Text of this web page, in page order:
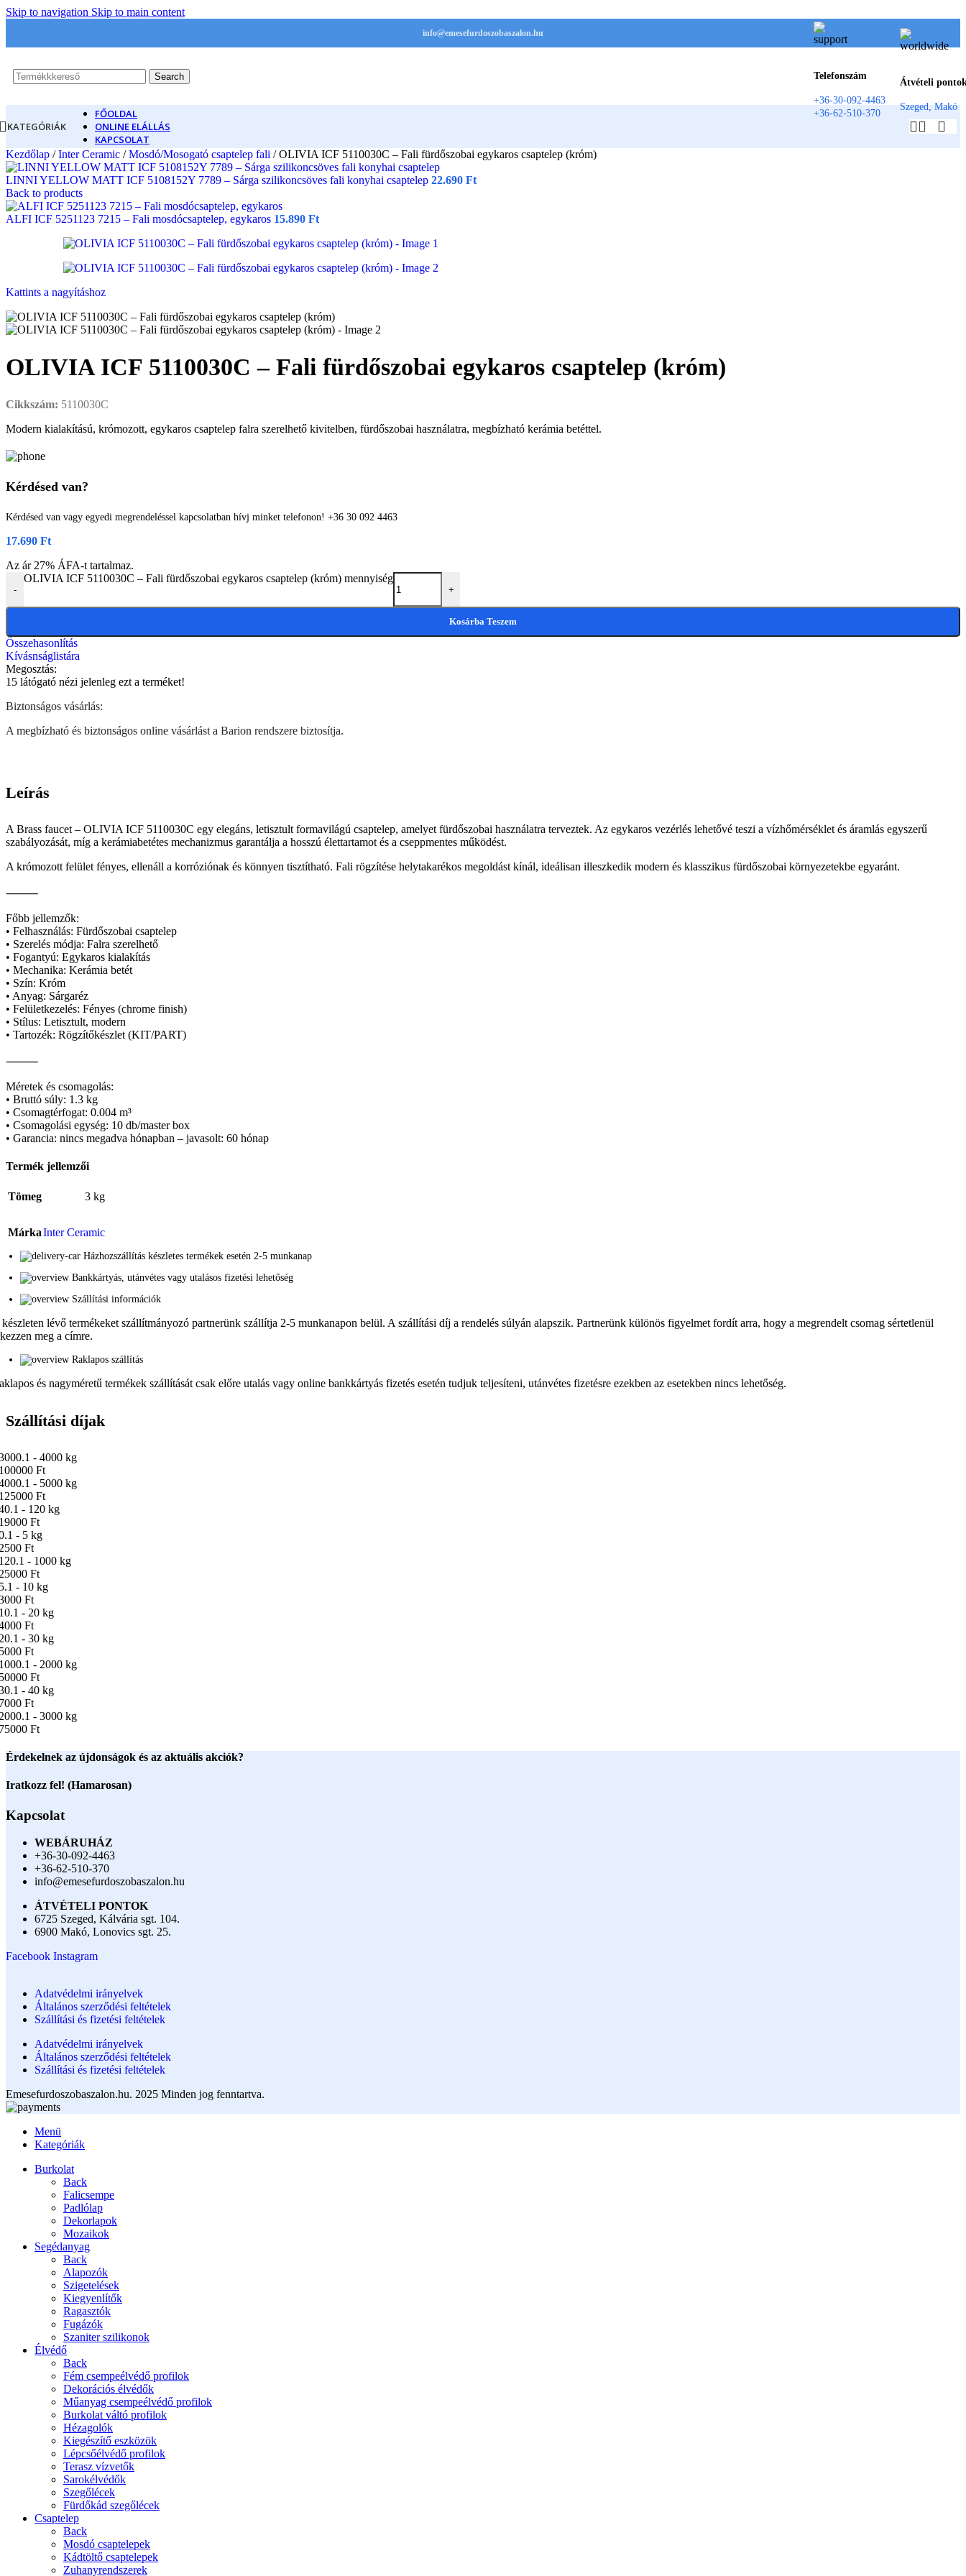
Skip to navigation Skip to main content
info@emesefurdoszobaszalon.hu
Search Telefonszám
+36-30-092-4463
+36-62-510-370
Átvételi
Szeged, Makó
KATEGÓRIÁK
FŐOLDAL
ONLINE ELÁLLÁS
KAPCSOLAT
Kezdőlap / Inter Ceramic / Mosdó/Mosogató csaptelep fali / OLIVIA ICF 5110030C – Fali fürdőszobai egykaros csaptelep (króm)
LINNI YELLOW MATT ICF 5108152Y 7789 – Sárga szilikoncsöves fali konyhai csaptelep 22.690 Ft
Back to products
ALFI ICF 5251123 7215 – Fali mosdócsaptelep, egykaros 15.890 Ft
Kattints a nagyításhoz
OLIVIA ICF 5110030C – Fali fürdőszobai egykaros csaptelep (króm)
Cikkszám: 5110030C
Modern kialakítású, krómozott, egykaros csaptelep falra szerelhető kivitelben, fürdőszobai használatra, megbízható kerámia betéttel.
Kérdésed van?
Kérdésed van vagy egyedi megrendeléssel kapcsolatban hívj minket telefonon! +36 30 092 4463
17.690 Ft
Az ár 27% ÁFA-t tartalmaz.
-
OLIVIA ICF 5110030C – Fali fürdőszobai egykaros csaptelep (króm) mennyiség
+
Kosárba Teszem
Összehasonlítás
Kívásnságlistára
Megosztás:
15 látógató nézi jelenleg ezt a terméket!
Biztonságos vásárlás:
A megbízható és biztonságos online vásárlást a Barion rendszere biztosítja.
Leírás
A Brass faucet – OLIVIA ICF 5110030C egy elegáns, letisztult formavilágú csaptelep, amelyet fürdőszobai használatra terveztek. Az egykaros vezérlés lehetővé teszi a vízhőmérséklet és áramlás egyszerű
szabályozását, míg a kerámiabetétes mechanizmus garantálja a hosszú élettartamot és a cseppmentes működést.
A krómozott felület fényes, ellenáll a korróziónak és könnyen tisztítható. Fali rögzítése helytakarékos megoldást kínál, ideálisan illeszkedik modern és klasszikus fürdőszobai környezetekbe egyaránt.
⸻
Főbb jellemzők:
• Felhasználás: Fürdőszobai csaptelep
• Szerelés módja: Falra szerelhető
• Fogantyú: Egykaros kialakítás
• Mechanika: Kerámia betét
• Szín: Króm
• Anyag: Sárgaréz
• Felületkezelés: Fényes (chrome finish)
• Stílus: Letisztult, modern
• Tartozék: Rögzítőkészlet (KIT/PART)
⸻
Méretek és csomagolás:
• Bruttó súly: 1.3 kg
• Csomagtérfogat: 0.004 m³
• Csomagolási egység: 10 db/master box
• Garancia: nincs megadva hónapban – javasolt: 60 hónap
Termék jellemzői
Tömeg 3 kg
MárkaInter Ceramic
Házhozszállítás készletes termékek esetén 2-5 munkanap
Bankkártyás, utánvétes vagy utalásos fizetési lehetőség
Szállítási információk
lévő termékeket szállítmányozó partnerünk szállítja 2-5 munkanapon belül. A szállítási díj a rendelés súlyán alapszik. Partnerünk különös figyelmet fordít arra, hogy a megrendelt csomag sértetlenül
meg a címre.
Raklapos szállítás
és nagyméretű termékek szállítását csak előre utalás vagy online bankkártyás fizetés esetén tudjuk teljesíteni, utánvétes fizetésre ezekben az esetekben nincs lehetőség.
Szállítási díjak
- 4000 kg
Ft
- 5000 kg
Ft
- 120 kg
Ft
- 5 kg
Ft
- 1000 kg
Ft
- 10 kg
Ft
- 20 kg
Ft
- 30 kg
Ft
- 2000 kg
Ft
- 40 kg
Ft
- 3000 kg
Ft
Érdekelnek az újdonságok és az aktuális akciók?
Iratkozz fel! (Hamarosan)
Kapcsolat
WEBÁRUHÁZ
+36-30-092-4463
+36-62-510-370
info@emesefurdoszobaszalon.hu
ÁTVÉTELI PONTOK
6725 Szeged, Kálvária sgt. 104.​
6900 Makó, Lonovics sgt. 25.
Facebook Instagram
Adatvédelmi irányelvek
Általános szerződési feltételek
Szállítási és fizetési feltételek
Adatvédelmi irányelvek
Általános szerződési feltételek
Szállítási és fizetési feltételek
Emesefurdoszobaszalon.hu. 2025 Minden jog fenntartva.
Menü
Kategóriák
Burkolat
Back
Falicsempe
Padlólap
Dekorlapok
Mozaikok
Segédanyag
Back
Alapozók
Szigetelések
Kiegyenlítők
Ragasztók
Fugázók
Szaniter szilikonok
Élvédő
Back
Fém csempeélvédő profilok
Dekorációs élvédők
Műanyag csempeélvédő profilok
Burkolat váltó profilok
Hézagolók
Kiegészítő eszközök
Lépcsőélvédő profilok
Terasz vízvetők
Sarokélvédők
Szegőlécek
Fürdőkád szegőlécek
Csaptelep
Back
Mosdó csaptelepek
Kádtöltő csaptelepek
Zuhanyrendszerek